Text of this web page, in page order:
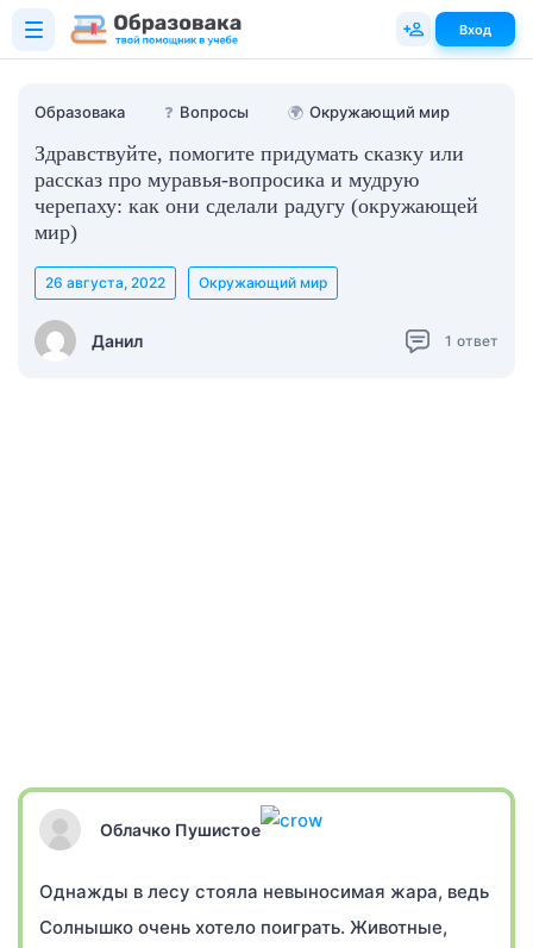
Образовака ❓ Вопросы 🌍 Окружающий мир
Здравствуйте, помогите придумать сказку или
рассказ про муравья-вопросика и мудрую
черепаху: как они сделали радугу (окружающей
мир)
Данил
26 августа, 2022 Окружающий мир
1 ответ
Облачко Пушистое
Однажды в лесу стояла невыносимая жара, ведь
Солнышко очень хотело поиграть. Животные,
Вход